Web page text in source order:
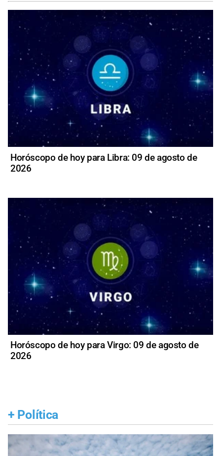
Horóscopo de hoy para Libra: 09 de agosto de
2026
Horóscopo de hoy para Virgo: 09 de agosto de
2026
+ Política